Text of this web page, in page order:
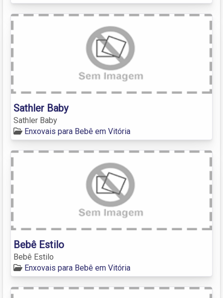
Sathler Baby
Sathler Baby
Enxovais para Bebê em Vitória
Bebê Estilo
Bebê Estilo
Enxovais para Bebê em Vitória